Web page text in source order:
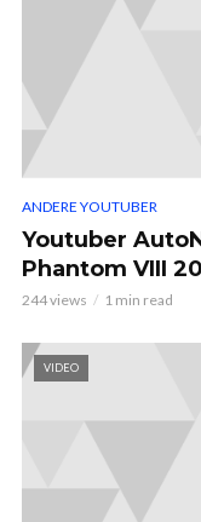
ANDERE YOUTUBER
Youtuber
Phantom VIII
244 views 1 min read
VIDEO